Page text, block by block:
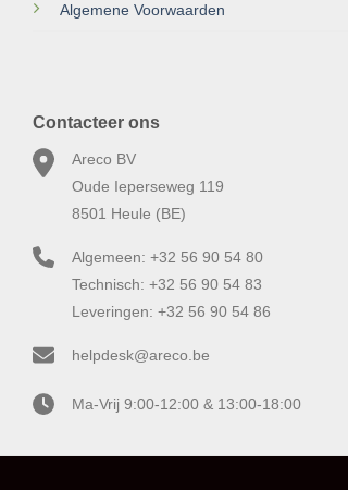
Algemene Voorwaarden
Contacteer ons
Areco BV
Oude Ieperseweg 119
8501 Heule (BE)
Algemeen: +32 56 90 54 80
Technisch: +32 56 90 54 83
Leveringen: +32 56 90 54 86
helpdesk@areco.be
Ma-Vrij 9:00-12:00 & 13:00-18:00